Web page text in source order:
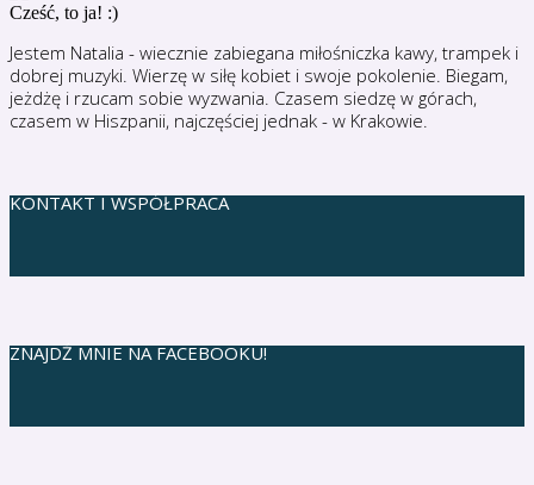
Cześć, to ja! :)
Jestem Natalia - wiecznie zabiegana miłośniczka kawy, trampek i
dobrej muzyki. Wierzę w siłę kobiet i swoje pokolenie. Biegam,
jeżdżę i rzucam sobie wyzwania. Czasem siedzę w górach,
czasem w Hiszpanii, najczęściej jednak - w Krakowie.
KONTAKT I WSPÓŁPRACA
ZNAJDŹ MNIE NA FACEBOOKU!